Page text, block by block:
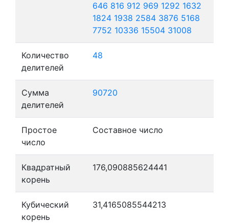
646 816 912 969 1292 1632
1824 1938 2584 3876 5168
7752 10336 15504 31008
Количество
делителей
48
Сумма
делителей
90720
Простое
число
Составное число
Квадратный
корень
176,090885624441
Кубический
корень
31,4165085544213